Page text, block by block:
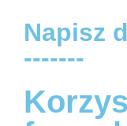
Napisz
-------